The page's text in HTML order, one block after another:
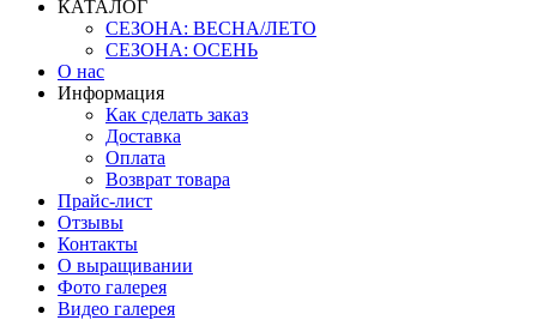
КАТАЛОГ
СЕЗОНА: ВЕСНА/ЛЕТО
СЕЗОНА: ОСЕНЬ
О нас
Информация
Как сделать заказ
Доставка
Оплата
Возврат товара
Прайс-лист
Отзывы
Контакты
О выращивании
Фото галерея
Видео галерея